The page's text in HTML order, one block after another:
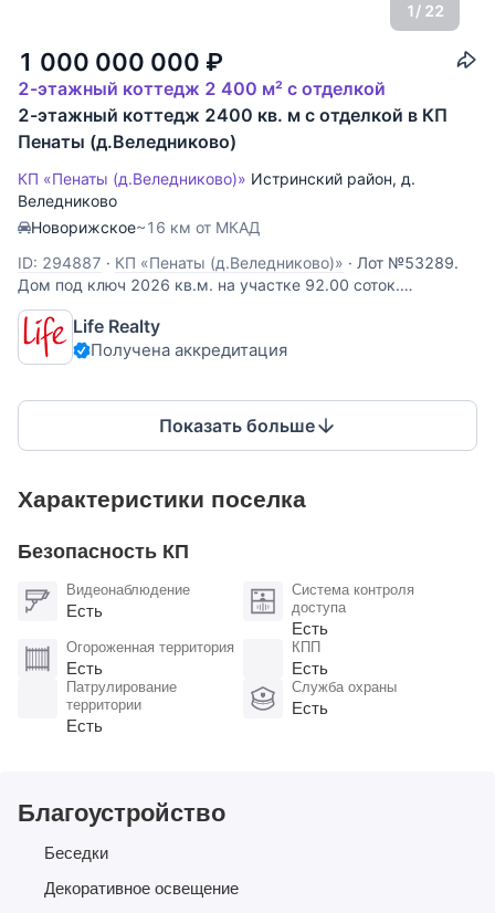
1/ 22
1 000 000 000 ₽
2-этажный коттедж 2 400 м² с отделкой
2-этажный коттедж 2400 кв. м с отделкой в КП
Пенаты (д.Веледниково)
КП «Пенаты (д.Веледниково)» Истринский район, д.
Веледниково
Новорижское~16 км от МКАД
ID: 294887 · КП «Пенаты (д.Веледниково)» · Лот №53289.
Дом под ключ 2026 кв.м. на участке 92.00 соток.
Количество спален: 7. Коттеджный посёлок «Пенаты»,
Новорижское шоссе, 16 км от МКАД. Участок с
ландшафтом, Альпийской горкой, ручьем, детская
Life Realty
Получена аккредитация
Показать больше
Характеристики поселка
Безопасность КП
Видеонаблюдение
Есть
Система контроля
доступа
Есть
Огороженная территория
Есть
КПП
Есть
Патрулирование
территории
Есть
Служба охраны
Есть
Благоустройство
Беседки
Декоративное освещение